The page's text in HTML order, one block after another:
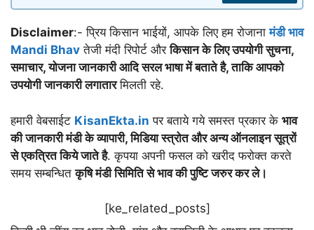
Disclaimer:- प्रिय किसान भाईयों, आपके लिए हम रोजानामंडी भाव
Mandi Bhav तेजी मंदी रिपोर्ट औरकिसान के लिए उपयोगी सुचना,
समाचार, योजना जानकारी आदि सरल भाषा में बताते है, ताकि आपको
उपयोगी जानकारी लगातारमिलती रहे.
हमारी वेबसाईट KisanEkta.in पर बताये गये समस्त प्रकार के भाव
की जानकारी मंडी के व्यापारी, मिडिया स्त्रोत और अन्य ऑनलाइन सूत्रों
से एकत्रित किये जाते है. कृपया अपनी फसल को खरीद फरोक्त करते
समय सम्बन्धितकृषि मंडी सिमिति से भाव की पुष्टि जरुर कर ले।
[ke_related_posts]